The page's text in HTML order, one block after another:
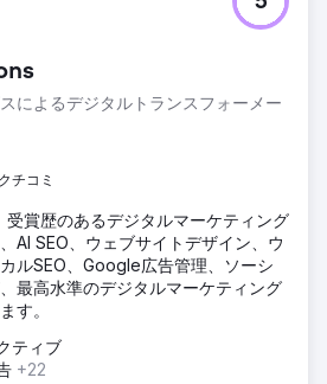
によるデジタルトランスフォーメー
チコミ
賞歴のあるデジタルマーケティング
AI SEO、ウェブサイトデザイン、ウ
ルSEO、Google広告管理、ソーシ
最高水準のデジタルマーケティング
す。
ティブ
+22